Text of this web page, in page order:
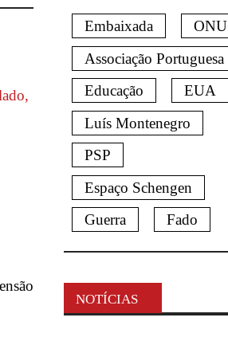
Embaixada
ONU
Associação Portuguesa
Educação
EUA
Luís Montenegro
PSP
Espaço Schengen
Guerra
Fado
NOTÍCIAS